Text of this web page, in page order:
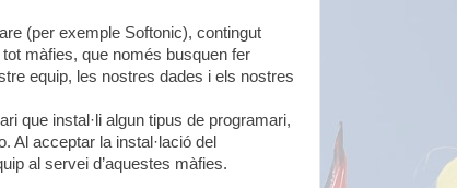
(per exemple Softonic), contingut
màfies, que només busquen fer
equip, les nostres dades i els nostres
que instal·li algun tipus de programari,
Al acceptar la instal·lació del
al servei d’aquestes màfies.